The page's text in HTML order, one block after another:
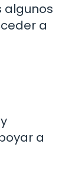
algunos
a
a